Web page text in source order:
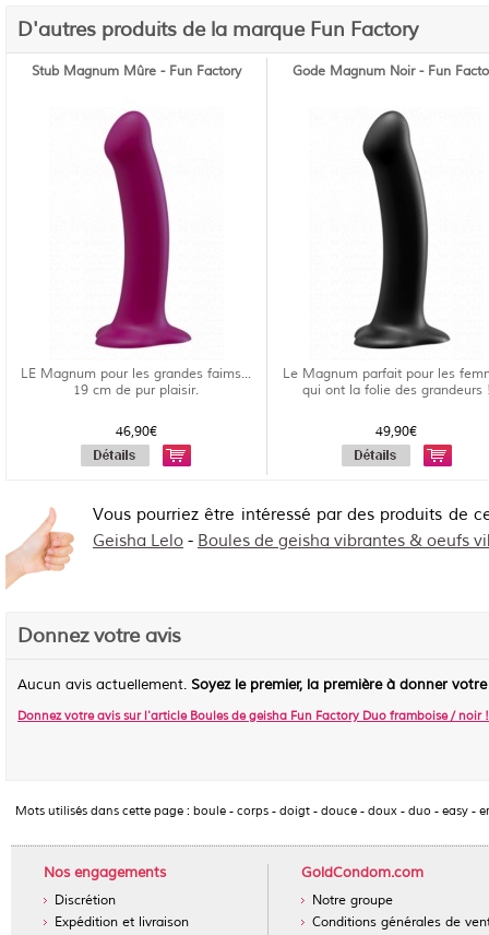
D'autres produits de la marque Fun Factory
Stub Magnum Mûre - Fun Factory
LE Magnum pour les grandes faims...
19 cm de pur plaisir.
46,90€
Gode Magnum Noir - Fun
Le Magnum parfait pour les
qui ont la folie des grandeurs
49,90€
Vous pourriez être intéressé par des produits de
Geisha Lelo - Boules de geisha vibrantes & oeufs
Donnez votre avis
Aucun avis actuellement. Soyez le premier, la première à donner
Donnez votre avis sur l'article Boules de geisha Fun Factory Duo framboise / noir!
Mots utilisés dans cette page : boule - corps - doigt - douce - doux - duo - easy -
Nos engagements
Discrétion
Expédition et livraison
GoldCondom.com
Notre groupe
Conditions générales de